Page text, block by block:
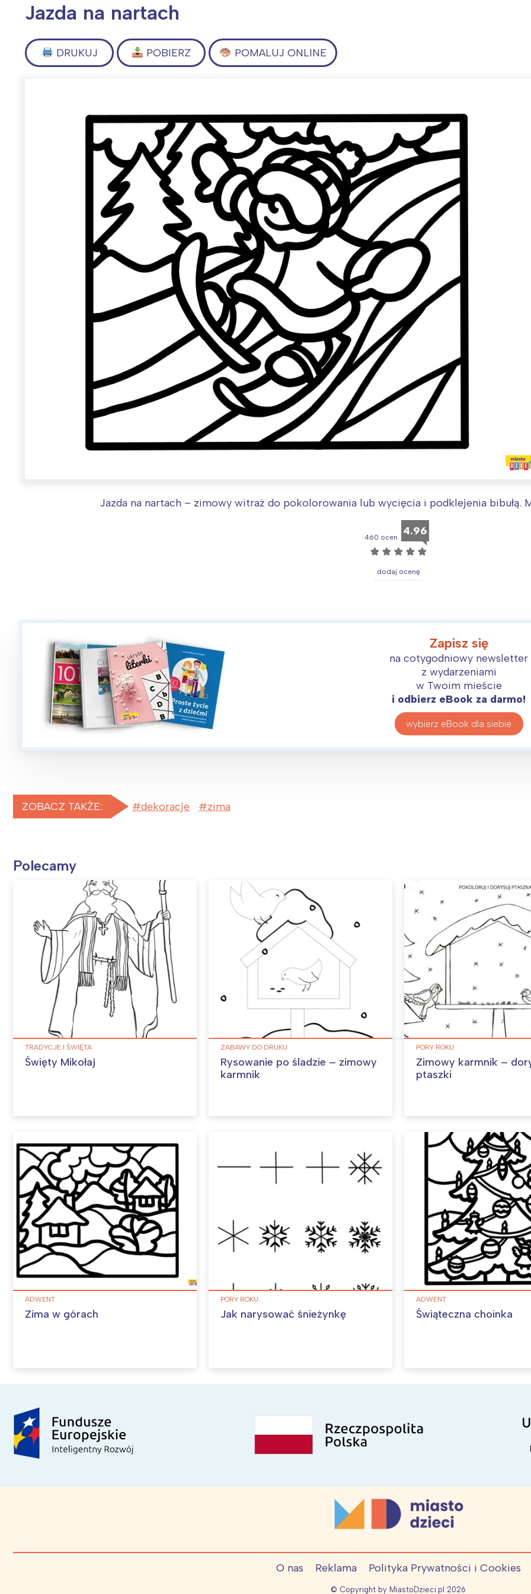
Jazda na nartach
DRUKUJ POBIERZ POMALUJ ONLINE
Jazda na nartach – zimowy witraż do pokolorowania lub wycięcia i podklejenia bibułą.
460 ocen 4.96
☆ ☆ ☆ ☆ ☆
dodaj ocenę
Zapisz się
na cotygodniowy newsletter
z wydarzeniami
w Twoim mieście
i odbierz eBook za darmo!
wybierz eBook dla siebie
ZOBACZ TAKŻE: dekoracje zima
Polecamy
TRADYCJE I ŚWIĘTA
Święty Mikołaj
ZABAWY DO DRUKU
Rysowanie po śladzie – zimowy
karmnik
PORY ROKU
Zimowy karmnik –
ptaszki
ADWENT
Zima w górach
PORY ROKU
Jak narysować śnieżynkę
ADWENT
Świąteczna choinka
O nas Reklama Polityka Prywatności i Cookies
© Copyright by MiastoDzieci.pl 2026
Kraków
Południe
Północ
Wszystkie
Wybieram